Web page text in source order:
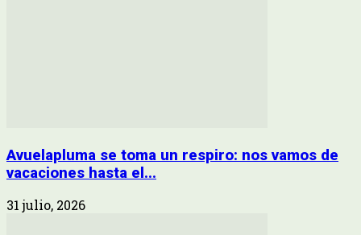
Avuelapluma se toma un respiro: nos vamos de
vacaciones hasta el...
31 julio, 2026